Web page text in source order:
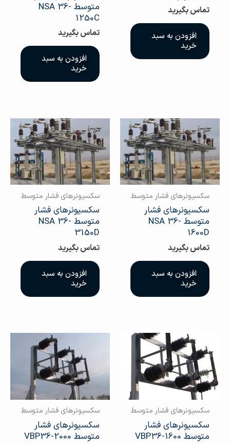
تماس بگیرید
افزودن به سبد
خرید
متوسط NSA 36-
1250C
تماس بگیرید
افزودن به سبد
خرید
سکسیونرهای فشار متوسط
سکسیونرهای فشار
متوسط NSA 36-
1600D
تماس بگیرید
افزودن به سبد
خرید
سکسیونرهای فشار متوسط
سکسیونرهای فشار
متوسط NSA 36-
3150D
تماس بگیرید
افزودن به سبد
خرید
سکسیونرهای فشار متوسط
سکسیونرهای فشار
متوسط VBP36-1600
سکسیونرهای فشار متوسط
سکسیونرهای فشار
متوسط VBP36-2000